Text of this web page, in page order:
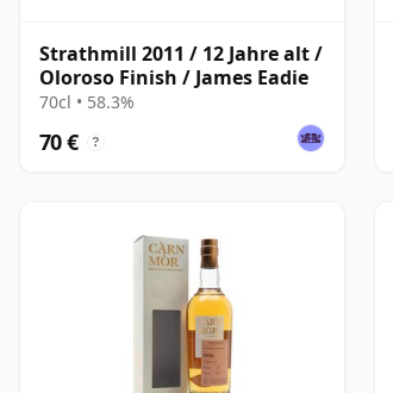
Strathmill 2011 / 12 Jahre alt /
Oloroso Finish / James Eadie
70cl • 58.3%
70 € ?